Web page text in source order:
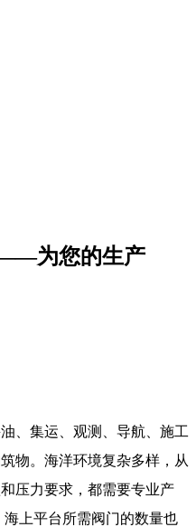
为您的生产
、集运、观测、导航、施工
物。海洋环境复杂多样，从
压力要求，都需要专业产
上平台所需阀门的数量也